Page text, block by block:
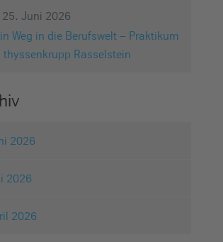
25. Juni 2026
Weg in die Berufswelt – Praktikum
thyssenkrupp Rasselstein
2026
2026
2026